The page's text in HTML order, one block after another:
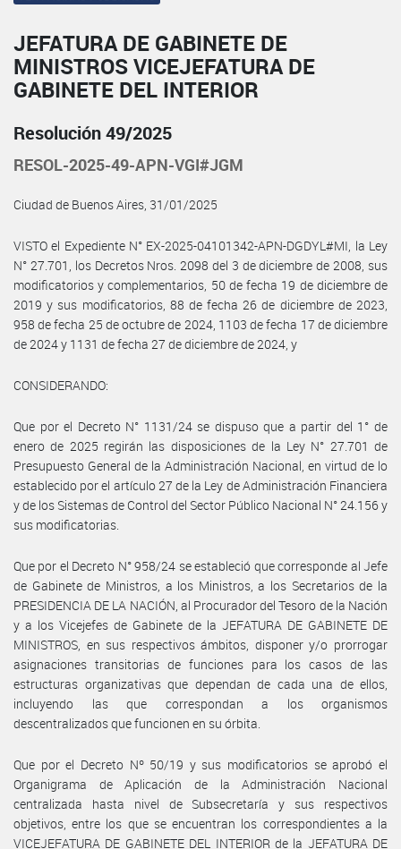
JEFATURA DE GABINETE DE
MINISTROS VICEJEFATURA DE
GABINETE DEL INTERIOR
Resolución 49/2025
RESOL-2025-49-APN-VGI#JGM
Ciudad de Buenos Aires, 31/01/2025
VISTO el Expediente N° EX-2025-04101342-APN-DGDYL#MI, la Ley
N° 27.701, los Decretos Nros. 2098 del 3 de diciembre de 2008, sus
modificatorios y complementarios, 50 de fecha 19 de diciembre de
2019 y sus modificatorios, 88 de fecha 26 de diciembre de 2023,
958 de fecha 25 de octubre de 2024, 1103 de fecha 17 de diciembre
de 2024 y 1131 de fecha 27 de diciembre de 2024, y
CONSIDERANDO:
Que por el Decreto N° 1131/24 se dispuso que a partir del 1° de
enero de 2025 regirán las disposiciones de la Ley N° 27.701 de
Presupuesto General de la Administración Nacional, en virtud de lo
establecido por el artículo 27 de la Ley de Administración Financiera
y de los Sistemas de Control del Sector Público Nacional N° 24.156 y
sus modificatorias.
Que por el Decreto N° 958/24 se estableció que corresponde al Jefe
de Gabinete de Ministros, a los Ministros, a los Secretarios de la
PRESIDENCIA DE LA NACIÓN, al Procurador del Tesoro de la Nación
y a los Vicejefes de Gabinete de la JEFATURA DE GABINETE DE
MINISTROS, en sus respectivos ámbitos, disponer y/o prorrogar
asignaciones transitorias de funciones para los casos de las
estructuras organizativas que dependan de cada una de ellos,
incluyendo las que correspondan a los organismos
descentralizados que funcionen en su órbita.
Que por el Decreto Nº 50/19 y sus modificatorios se aprobó el
Organigrama de Aplicación de la Administración Nacional
centralizada hasta nivel de Subsecretaría y sus respectivos
objetivos, entre los que se encuentran los correspondientes a la
VICEJEFATURA DE GABINETE DEL INTERIOR de la JEFATURA DE